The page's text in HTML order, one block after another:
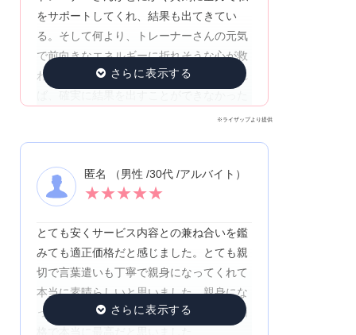
をサポートしてくれ、結果も出てきてい
る。そして何より、トレーナーさんの元気
で前向きなエネルギーに折れそうな心が救
われて、頑張り続けられている！いなけれ
※ライザップより提供
匿名 （男性 /30代 /アルバイト）
★★★★★
とても安くサービス内容との兼ね合いを鑑
みても適正価格だと感じました。とても親
切で言葉遣いも丁寧で親身になってくれて
本当に素晴らしいと思いました。親身にな
って対応してくれて価格も適正なお手頃価